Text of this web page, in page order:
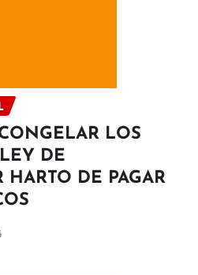
LOS
DE
HARTO DE PAGAR